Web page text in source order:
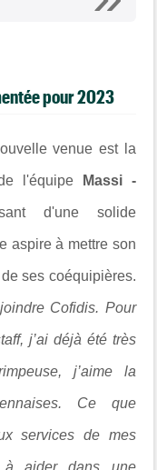
pour 2023
venue est la
l'équipe Massi -
d'une solide
aspire à mettre son
ses coéquipières.
Cofidis. Pour
j’ai déjà été très
j’aime la
Ce que
services de mes
à aider dans une